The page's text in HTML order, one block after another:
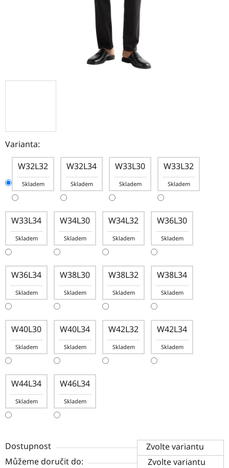
Varianta:
W32L32
Skladem
W32L34
Skladem
W33L30
Skladem
W33L32
Skladem
W33L34
Skladem
W34L30
Skladem
W34L32
Skladem
W36L30
Skladem
W36L34
Skladem
W38L30
Skladem
W38L32
Skladem
W38L34
Skladem
W40L30
Skladem
W40L34
Skladem
W42L32
Skladem
W42L34
Skladem
W44L34
Skladem
W46L34
Skladem
Dostupnost
Zvolte variantu
Můžeme doručit do:
Zvolte variantu